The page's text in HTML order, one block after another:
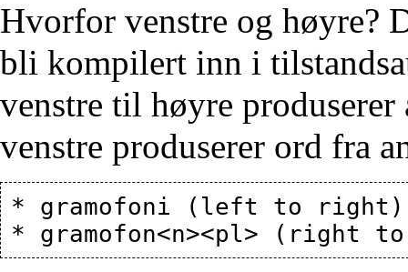
Hvorfor venstre og høyre?
bli kompilert inn i
venstre til høyre
venstre produserer ord fra
* gramofoni (left to right)